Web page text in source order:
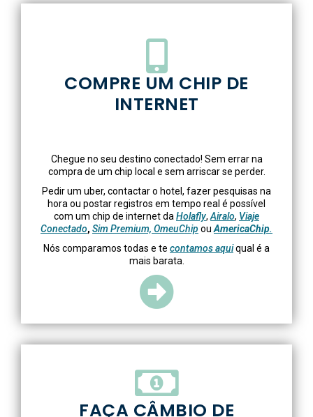
COMPRE UM CHIP DE
INTERNET
Chegue no seu destino conectado! Sem errar na
compra de um chip local e sem arriscar se perder.
Pedir um uber, contactar o hotel, fazer pesquisas na
hora ou postar registros em tempo real é possível
com um chip de internet da Holafly, Airalo, Viaje
Conectado, Sim Premium, OmeuChip ou AmericaChip.
Nós comparamos todas e te contamos aquiqual é a
mais barata.
FAÇA CÂMBIO DE